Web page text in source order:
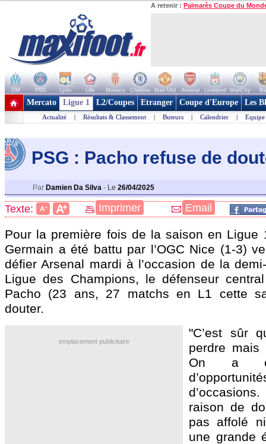
A retenir : Palmarès Coupe du
OM PSG Lyon Lille Monaco Chelsea Man Utd Arsenal Liverpool ManCity
+ de clubs
Mercato Ligue 1 L2/Coupes Etranger Coupe d'Europe Les
Actualité | Résultats & Classement | Buteurs | Calendrier | Equipe
PSG : Pacho refuse de
Par Damien Da Silva - Le 26/04/2025
Texte: A- A+ Imprimer Email
Pour la première fois de la saison en Ligue
Germain a été battu par l’OGC Nice (1-3)
défier Arsenal mardi à l’occasion de la
Ligue des Champions, le défenseur
Pacho (23 ans, 27 matchs en L1 cette
douter.
emplacement publicitaire
"C’est sûr
perdre mais
On a
raison de
pas affolé
une grande